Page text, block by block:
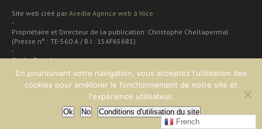
Site web créé par Avedia Agence web à Nice
-
Propriétaire et Directeur de la publication: Christophe Chellapermal
(Presse n° : TE-560 A / B.I : 15AF65681)
-
Scuba People
Rua cardal de são josé 48 apt
2 dt
Lisboa, PORTUGAL
EN HAUT
En poursuivant votre navigation, vous acceptez l'utilisation des
cookies pour améliorer le fonctionnement de notre site et
l'expérience utilisateur.
Ok No
Conditions d'utilisation du site
French